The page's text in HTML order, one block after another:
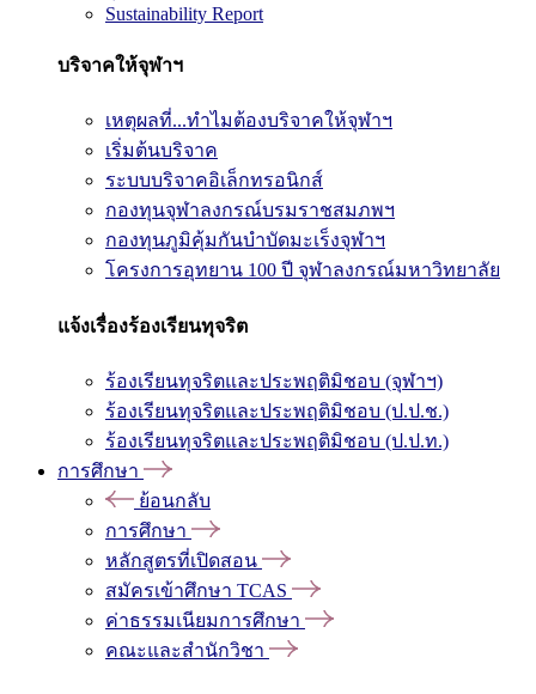
Sustainability Report
บริจาคให้จุฬาฯ
เหตุผลที่...ทำไมต้องบริจาคให้จุฬาฯ
เริ่มต้นบริจาค
ระบบบริจาคอิเล็กทรอนิกส์
กองทุนจุฬาลงกรณ์บรมราชสมภพฯ
กองทุนภูมิคุ้มกันบำบัดมะเร็งจุฬาฯ
โครงการอุทยาน 100 ปี จุฬาลงกรณ์มหาวิทยาลัย
แจ้งเรื่องร้องเรียนทุจริต
ร้องเรียนทุจริตและประพฤติมิชอบ (จุฬาฯ)
ร้องเรียนทุจริตและประพฤติมิชอบ (ป.ป.ช.)
ร้องเรียนทุจริตและประพฤติมิชอบ (ป.ป.ท.)
การศึกษา
ย้อนกลับ
การศึกษา
หลักสูตรที่เปิดสอน
สมัครเข้าศึกษา TCAS
ค่าธรรมเนียมการศึกษา
คณะและสำนักวิชา